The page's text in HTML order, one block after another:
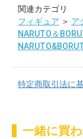
関連カテゴリ
フィギュア ＞ ア
NARUTO＆
特定商取引法に
一緒に買